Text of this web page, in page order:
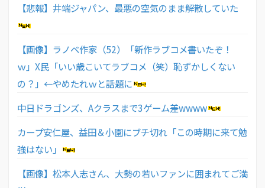
【悲報】井端ジャパン、最悪の空気のまま解散していた
【画像】ラノベ作家（52）「新作ラブコメ書いたぞ！
ｗ」X民「いい歳こいてラブコメ（笑）恥ずかしくない
の？」←やめたれｗと話題に
中日ドラゴンズ、Aクラスまで3ゲーム差wwww
カープ安仁屋、益田＆小園にブチ切れ「この時期に来て勉
強はない」
【画像】松本人志さん、大勢の若いファンに囲まれてご満